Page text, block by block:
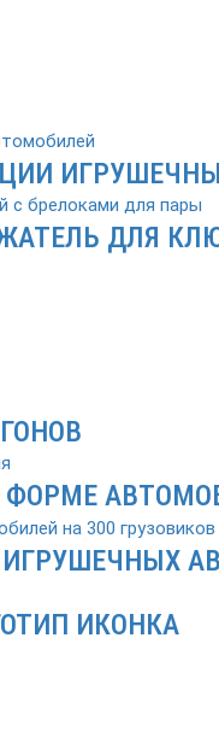
ДЛЯ
ФОРМЕ
ИКОНКА